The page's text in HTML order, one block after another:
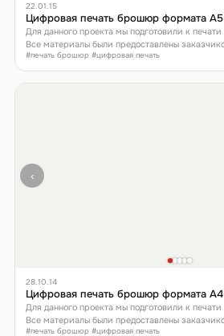
22.01.15
Цифровая печать брошюр формата А5
Для данного проекта мы подготовили к
Все материалы были предоставлены
#печать брошюр #цифровая печать
‹
28.10.14
Цифровая печать брошюр формата А4
Для данного проекта мы подготовили к
Все материалы были предоставлены
#печать брошюр #цифровая печать